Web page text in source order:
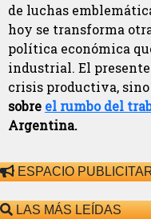
de luchas
hoy se transforma
política económica
industrial. El
crisis productiva,
sobre el rumbo del
Argentina.
ESPACIO
LAS MÁS LEÍDAS